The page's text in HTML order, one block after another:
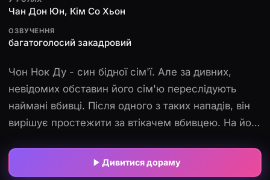
Чан Дон Юн, Кім Со Хьон
ОЗВУЧЕННЯ
багатоголосий закадровий
Чон Нок Ду - син бідної сім'ї. Але за дивних,
невідомих обставин його сім'ю переслідують
наймані вбивці. Після одного з таких нападів, він
вирішує простежити за втікачем вбивцею. На його
селі, де живуть одні жінки, а вхід чоловікам
заборонений і загрожує розправою.
Дивитися дораму